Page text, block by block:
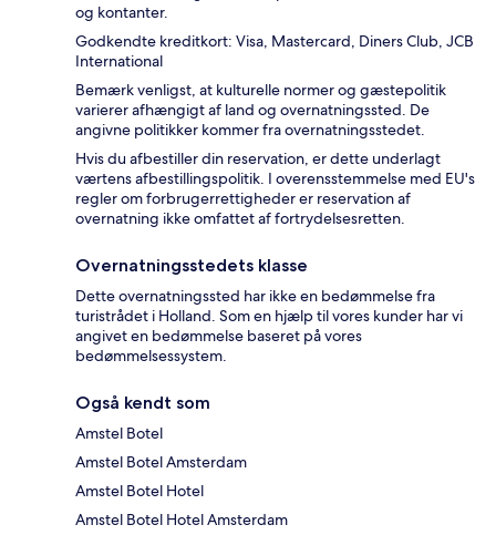
og kontanter.
Godkendte kreditkort: Visa, Mastercard, Diners Club, JCB
International
Bemærk venligst, at kulturelle normer og gæstepolitik
varierer afhængigt af land og overnatningssted. De
angivne politikker kommer fra overnatningsstedet.
Hvis du afbestiller din reservation, er dette underlagt
værtens afbestillingspolitik. I overensstemmelse med EU's
regler om forbrugerrettigheder er reservation af
overnatning ikke omfattet af fortrydelsesretten.
Overnatningsstedets klasse
Dette overnatningssted har ikke en bedømmelse fra
turistrådet i Holland. Som en hjælp til vores kunder har vi
angivet en bedømmelse baseret på vores
bedømmelsessystem.
Også kendt som
Amstel Botel
Amstel Botel Amsterdam
Amstel Botel Hotel
Amstel Botel Hotel Amsterdam